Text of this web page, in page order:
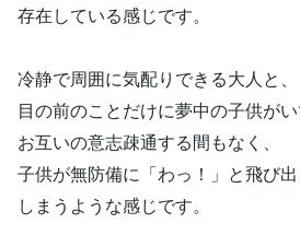
存在している感じです。
冷静で周囲に気配りできる大人と、
目の前のことだけに夢中の子供がい
お互いの意志疎通する間もなく、
子供が無防備に「わっ！」と飛び
しまうような感じです。